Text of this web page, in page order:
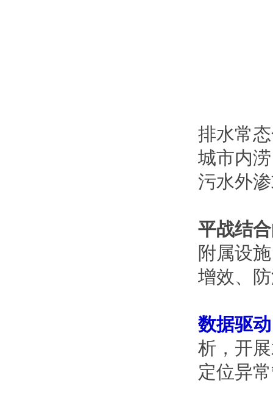
排水常
城市内
污水外
平战结
附属设
增效、
数据驱
析，开
定位异